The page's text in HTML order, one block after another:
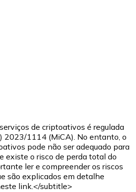
de criptoativos é regulada
2023/1114 (MiCA). No entanto, o
pode não ser adequado para
existe o risco de perda total do
ler e compreender os riscos
são explicados em detalhe
link.</subtitle>